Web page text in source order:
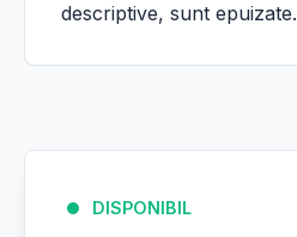
descriptive, sunt epuizate.
DISPONIBIL